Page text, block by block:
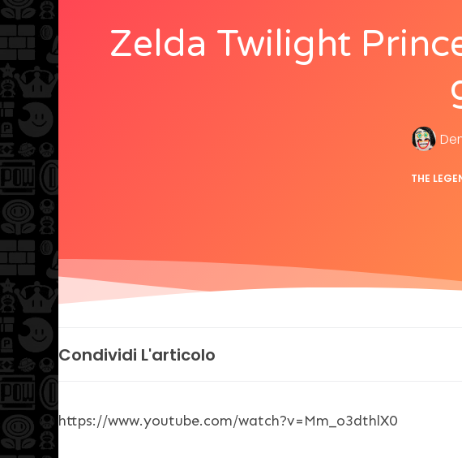
Zelda Twilight
THE
Condividi L'articolo
https://www.youtube.com/watch?v=Mm_o3dthlX0